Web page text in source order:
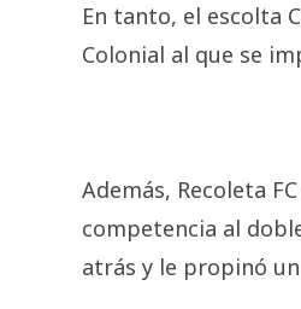
En tanto, el escolta
Colonial al que se
Además, Recoleta
competencia al
atrás y le propinó